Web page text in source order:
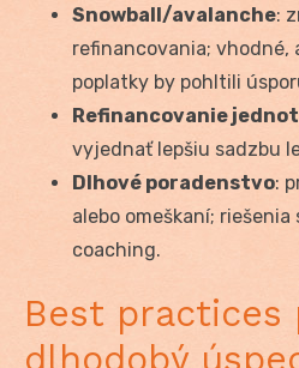
Snowball/avalanche:
refinancovania; vhodné,
poplatky by pohltili
Refinancovanie
vyjednať lepšiu sadzbu
Dlhové poradenstvo:
alebo omeškaní;
coaching.
Best practices
dlhodobý